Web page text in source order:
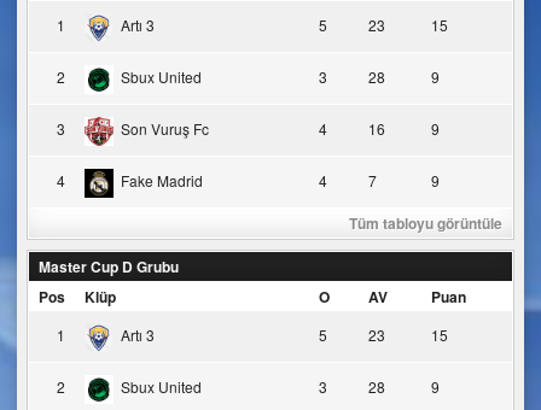
1 Artı 3 5 23 15
2 Sbux United 3 28 9
3 Son Vuruş Fc 4 16 9
4 Fake Madrid 4 7 9
Tüm tabloyu görüntüle
Master Cup D Grubu
Pos
Klüp O AV Puan
1 Artı 3 5 23 15
2 Sbux United 3 28 9